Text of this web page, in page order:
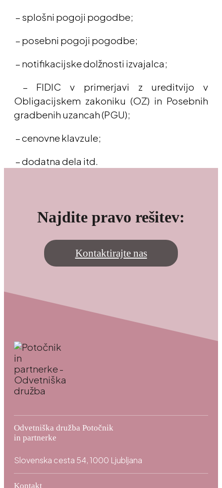
– splošni pogoji pogodbe;
– posebni pogoji pogodbe;
– notifikacijske dolžnosti izvajalca;
– FIDIC v primerjavi z ureditvijo v
Obligacijskem zakoniku (OZ) in Posebnih
gradbenih uzancah (PGU);
– cenovne klavzule;
– dodatna dela itd.
Najdite pravo rešitev:
Kontaktirajte nas
Odvetniška družba Potočnik
in partnerke
Slovenska cesta 54, 1000 Ljubljana
Kontakt